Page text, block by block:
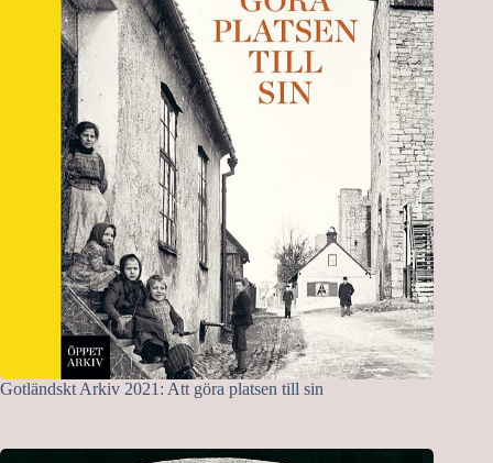
Gotländskt Arkiv 2021: Att göra platsen till sin